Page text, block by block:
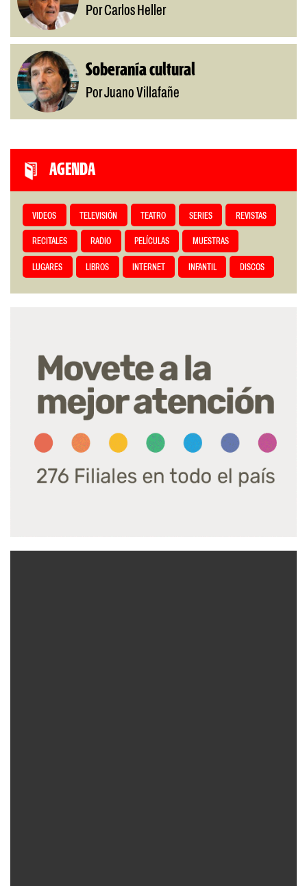
Por Carlos Heller
Soberanía cultural
Por Juano Villafañe
AGENDA
VIDEOS TELEVISIÓN TEATRO SERIES REVISTAS
RECITALES RADIO PELÍCULAS MUESTRAS
LUGARES LIBROS INTERNET INFANTIL DISCOS